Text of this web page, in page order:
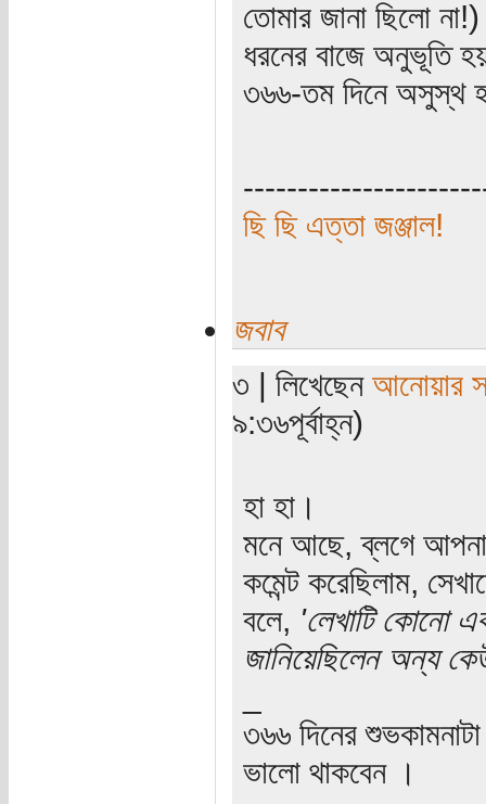
তোমার জানা ছিলো
ধরনের বাজে অনুভূতি
৩৬৬-তম দিনে অসুস্থ
ছি ছি এত্তা জঞ্জাল!
জবাব
৩ | লিখেছেন আনোয়ার
৯:৩৬পূর্বাহ্ন)
হা হা।
মনে আছে, ব্লগে
কমেন্ট করেছিলাম,
বলে, 'লেখাটি কোনো
জানিয়েছিলেন অন্য
৩৬৬ দিনের
ভালো থাকবেন ।